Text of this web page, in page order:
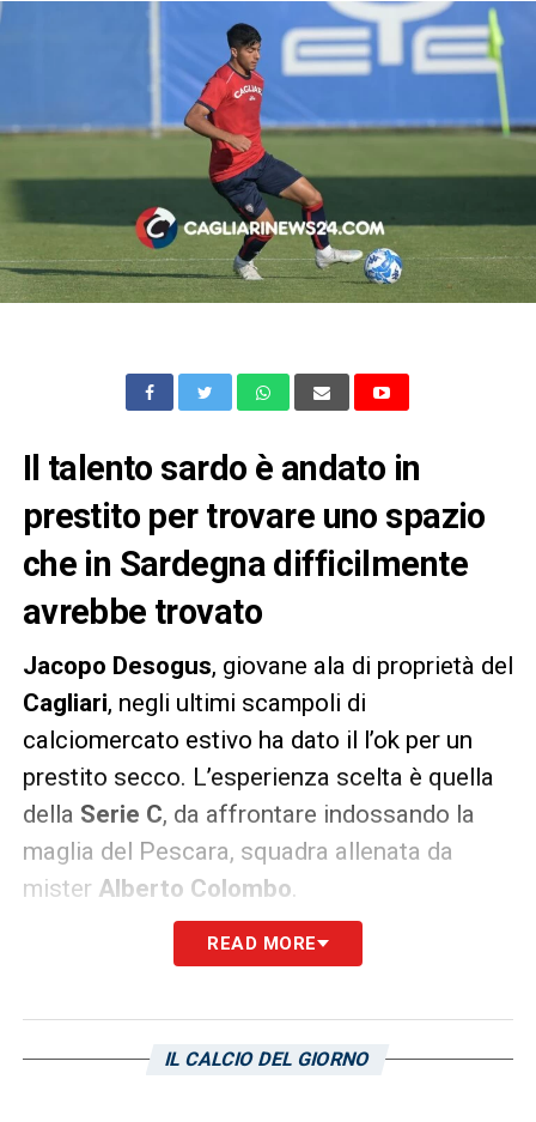
Il talento sardo è andato in
prestito per trovare uno spazio
che in Sardegna difficilmente
avrebbe trovato
Jacopo Desogus, giovane ala di proprietà del
Cagliari, negli ultimi scampoli di
calciomercato estivo ha dato il l’ok per un
prestito secco. L’esperienza scelta è quella
della Serie C, da affrontare indossando la
maglia del Pescara, squadra allenata da
mister Alberto Colombo.
Questa sera, a partire dalle ore 20.30, verrà
stadio “Adriatico-Giovanni Cornacchia”. Il
talento classe 2002 nato a Cagliari partirà
READ MORE
IL CALCIO DEL GIORNO